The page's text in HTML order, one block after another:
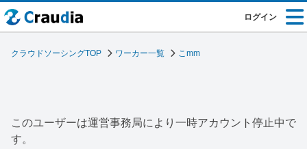
ログイン
クラウドソーシングTOP ワーカー一覧 こmm
このユーザーは運営事務局により一時アカウント停止中で
す。